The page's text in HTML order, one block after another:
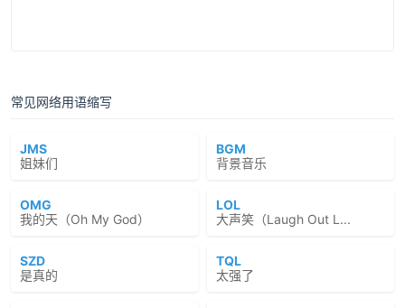
常见网络用语缩写
JMS
姐妹们
BGM
背景音乐
OMG
我的天（Oh My God）
LOL
大声笑（Laugh Out L...
SZD
是真的
TQL
太强了